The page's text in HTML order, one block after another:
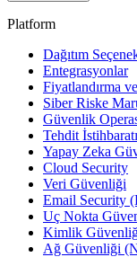
Platform
Dağıtım
Entegrasyonlar
Fiyatlandırma
Siber Riske
Güvenlik
Tehdit İstihbaratı
Yapay Zeka
Cloud Security
Veri Güvenliği
Email Security
Uç Nokta
Kimlik
Ağ Güvenliği